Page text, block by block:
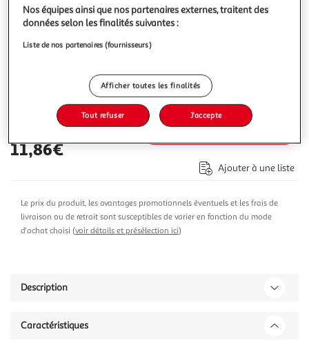
Vendu par Avenue des Jeux 11,86€
Livraison dès 6/7 jours
Plus d'options
Vendu parMultishop
11,86€
Ajouter au panier
Ajouter à une liste
Le prix du produit, les avantages promotionnels éventuels et les frais de
livraison ou de retrait sont susceptibles de varier en fonction du mode
d'achat choisi (voir détails et présélection ici)
Description
Caractéristiques
Nos équipes ainsi que nos partenaires externes, traitent des
données selon les finalités suivantes :
Liste de nos partenaires (fournisseurs)
Afficher toutes les finalités
Tout refuser J'accepte